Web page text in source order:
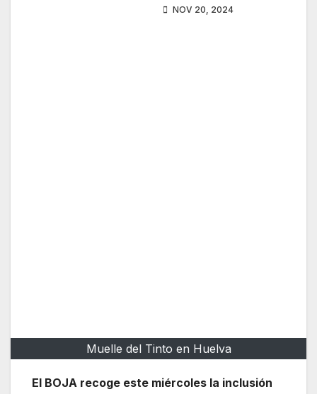
NOV 20, 2024
Muelle del Tinto en Huelva
El BOJA recoge este miércoles la inclusión